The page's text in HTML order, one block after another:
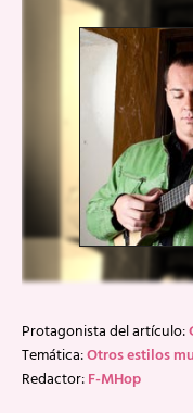
Protagonista del artículo:
Temática:Otros estilos
Redactor:F-MHop